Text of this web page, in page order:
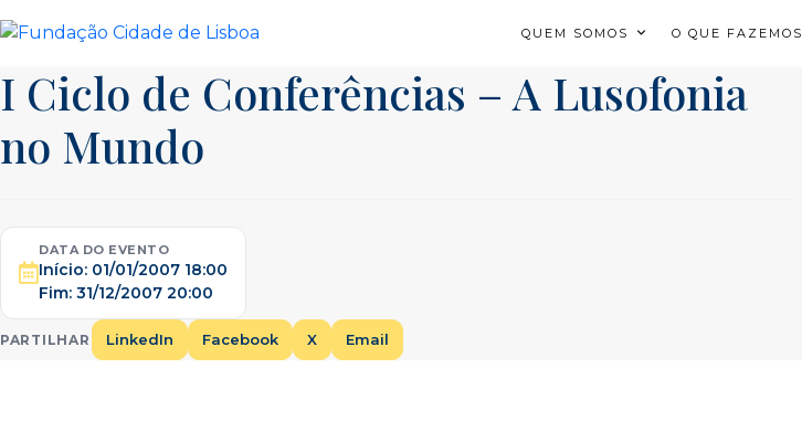
to
QUEM SOMOS O QUE FAZEMOS
I Ciclo de Conferências – A Lusofonia
no Mundo
DATA DO EVENTO
Início: 01/01/2007 18:00
Fim: 31/12/2007 20:00
PARTILHAR LinkedIn Facebook X Email